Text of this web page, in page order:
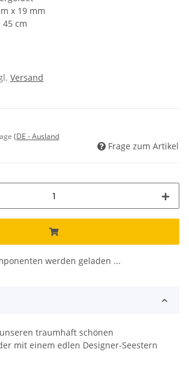
x 19 mm
45 cm
Versand
(DE - Ausland
Frage zum Artikel
werden geladen ...
traumhaft schönen
mit einem edlen Designer-Seestern